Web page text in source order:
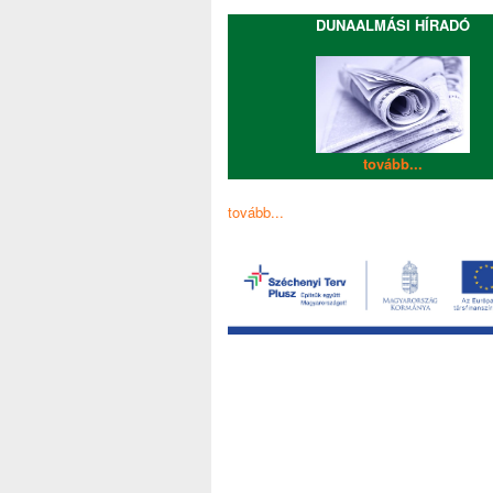
DUNAALMÁSI HÍRADÓ
tovább...
tovább...